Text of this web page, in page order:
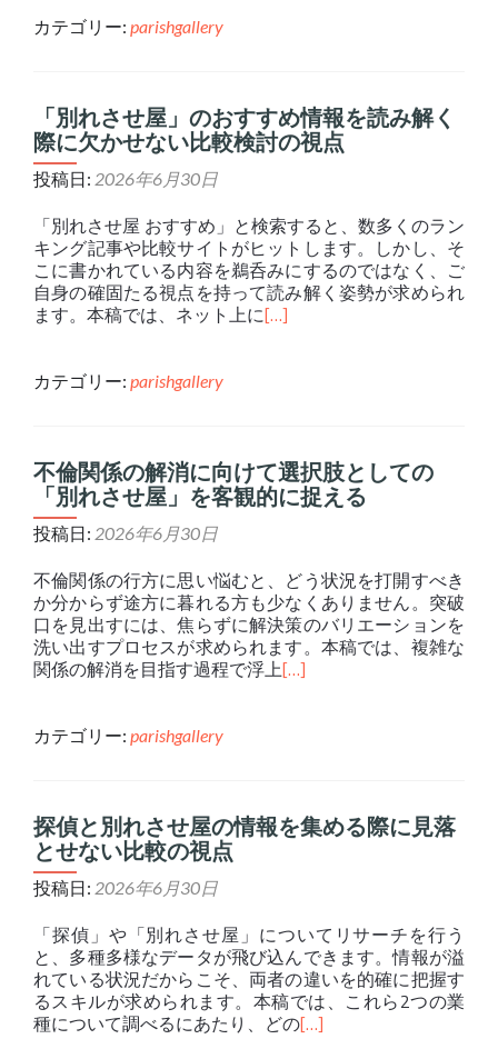
カテゴリー: parishgallery
「別れさせ屋」のおすすめ情報を読み解く
際に欠かせない比較検討の視点
投稿日: 2026年6月30日
「別れさせ屋 おすすめ」と検索すると、数多くのラン
キング記事や比較サイトがヒットします。しかし、そ
こに書かれている内容を鵜呑みにするのではなく、ご
自身の確固たる視点を持って読み解く姿勢が求められ
ます。本稿では、ネット上に[…]
カテゴリー: parishgallery
不倫関係の解消に向けて選択肢としての
「別れさせ屋」を客観的に捉える
投稿日: 2026年6月30日
不倫関係の行方に思い悩むと、どう状況を打開すべき
か分からず途方に暮れる方も少なくありません。突破
口を見出すには、焦らずに解決策のバリエーションを
洗い出すプロセスが求められます。本稿では、複雑な
関係の解消を目指す過程で浮上[…]
カテゴリー: parishgallery
探偵と別れさせ屋の情報を集める際に見落
とせない比較の視点
投稿日: 2026年6月30日
「探偵」や「別れさせ屋」についてリサーチを行う
と、多種多様なデータが飛び込んできます。情報が溢
れている状況だからこそ、両者の違いを的確に把握す
るスキルが求められます。本稿では、これら2つの業
種について調べるにあたり、どの[…]